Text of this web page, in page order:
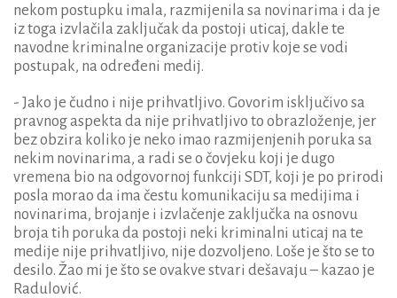
nekom postupku imala, razmijenila sa novinarima i da je
iz toga izvlačila zaključak da postoji uticaj, dakle te
navodne kriminalne organizacije protiv koje se vodi
postupak, na određeni medij.
- Jako je čudno i nije prihvatljivo. Govorim isključivo sa
pravnog aspekta da nije prihvatljivo to obrazloženje, jer
bez obzira koliko je neko imao razmijenjenih poruka sa
nekim novinarima, a radi se o čovjeku koji je dugo
vremena bio na odgovornoj funkciji SDT, koji je po prirodi
posla morao da ima čestu komunikaciju sa medijima i
novinarima, brojanje i izvlačenje zaključka na osnovu
broja tih poruka da postoji neki kriminalni uticaj na te
medije nije prihvatljivo, nije dozvoljeno. Loše je što se to
desilo. Žao mi je što se ovakve stvari dešavaju – kazao je
Radulović.